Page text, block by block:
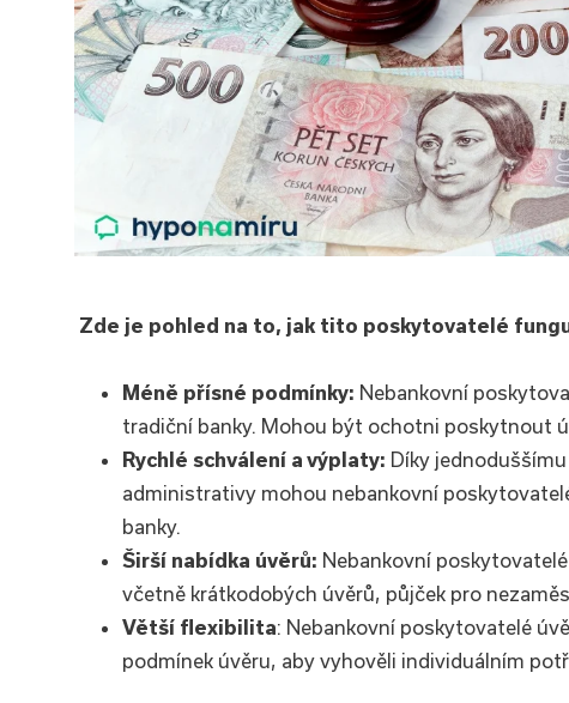
Zde je pohled na to, jak tito poskytovatelé
Méně přísné podmínky: Nebankovní
tradiční banky. Mohou být ochotni poskytnout
Rychlé schválení a výplaty: Díky
administrativy mohou nebankovní
banky.
Širší nabídka úvěrů: Nebankovní
včetně krátkodobých úvěrů, půjček pro
Větší flexibilita: Nebankovní poskytovatelé
podmínek úvěru, aby vyhověli individuálním